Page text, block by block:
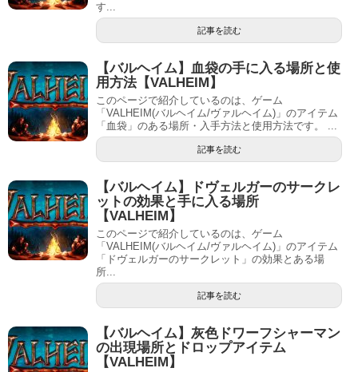
す...
記事を読む
【バルヘイム】血袋の手に入る場所と使
用方法【VALHEIM】
このページで紹介しているのは、ゲーム
「VALHEIM(バルヘイム/ヴァルヘイム)」のアイテム
「血袋」のある場所・入手方法と使用方法です。 ...
記事を読む
【バルヘイム】ドヴェルガーのサークレ
ットの効果と手に入る場所
【VALHEIM】
このページで紹介しているのは、ゲーム
「VALHEIM(バルヘイム/ヴァルヘイム)」のアイテム
「ドヴェルガーのサークレット」の効果とある場
所...
記事を読む
【バルヘイム】灰色ドワーフシャーマン
の出現場所とドロップアイテム
【VALHEIM】